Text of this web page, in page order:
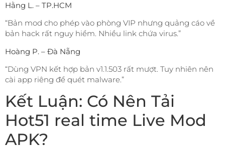
Hằng L. – TP.HCM
“Bản mod cho phép vào phòng VIP nhưng quảng cáo về
bản hack rất nguy hiểm. Nhiều link chứa virus.”
Hoàng P. – Đà Nẵng
“Dùng VPN kết hợp bản v1.1.503 rất mượt. Tuy nhiên nên
cài app riêng để quét malware.”
Kết Luận: Có Nên Tải
Hot51 real time Live Mod
APK?